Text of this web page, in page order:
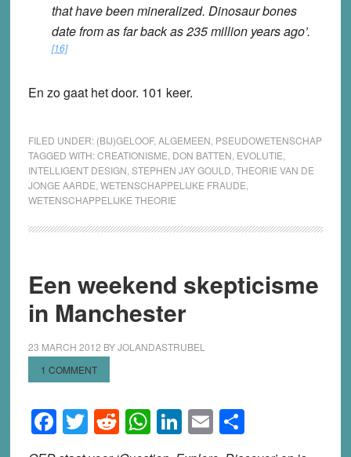
that have been mineralized. Dinosaur bones
date from as far back as 235 million years ago’.
[16]
En zo gaat het door. 101 keer.
FILED UNDER: (BIJ)GELOOF, ALGEMEEN PSEUDOWETENSCHAP
TAGGED WITH:CREATIONISME DON BATTEN EVOLUTIE
INTELLIGENT DESIGN STEPHEN JAY GOULD THEORIE VAN DE
JONGE AARDE WETENSCHAPPELIJKE FRAUDE
WETENSCHAPPELIJKE THEORIE
Een weekend skepticisme
in Manchester
23 MARCH 2012 BYJOLANDASTRUBEL
1 COMMENT
Facebook
Twitter
Reddit
WhatsApp
LinkedIn
EmailShare